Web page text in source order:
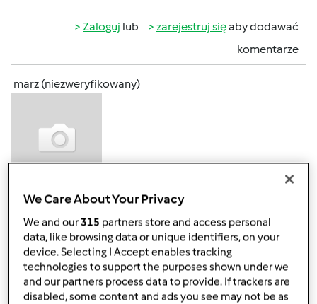
Zaloguj lub zarejestruj sięaby dodawać
komentarze
marz (niezweryfikowany)
pon., 12/14/2015 - 17:53
o ja też poprosze o takie praktyczne wskazówki, może mój
Bimby bedzie jutro już.
Góra strony
We Care About Your Privacy
We and our315 partners store and access personal
data, like browsing data or unique identifiers, on your
device. Selecting I Accept enables tracking
technologies to support the purposes shown under we
and our partners process data to provide. If trackers are
disabled, some content and ads you see may not be as